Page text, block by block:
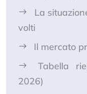
La
volti
Il mercato
Tabella
2026)